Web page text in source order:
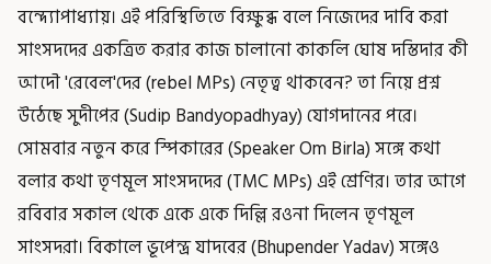
বন্দ্যোপাধ্যায়। এই পরিস্থিতিতে বিক্ষুব্ধ বলে নিজেদের দাবি করা
সাংসদদের একত্রিত করার কাজ চালানো কাকলি ঘোষ দস্তিদার কী
আদৌ 'রেবেল'দের (rebel MPs) নেতৃত্ব থাকবেন? তা নিয়ে প্রশ্ন
উঠেছে সুদীপের (Sudip Bandyopadhyay) যোগদানের পরে।
সোমবার নতুন করে স্পিকারের (Speaker Om Birla) সঙ্গে কথা
বলার কথা তৃণমূল সাংসদদের (TMC MPs) এই শ্রেণির। তার আগে
রবিবার সকাল থেকে একে একে দিল্লি রওনা দিলেন তৃণমূল
সাংসদরা। বিকালে ভূপেন্দ্র যাদবের (Bhupender Yadav) সঙ্গেও